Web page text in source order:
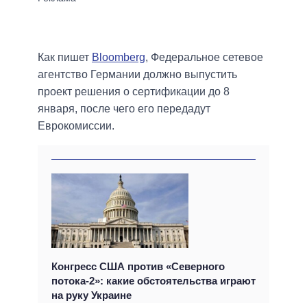
Как пишет Bloomberg, Федеральное сетевое
агентство Германии должно выпустить
проект решения о сертификации до 8
января, после чего его передадут
Еврокомиссии.
Конгресс США против «Северного
потока-2»: какие обстоятельства играют
на руку Украине